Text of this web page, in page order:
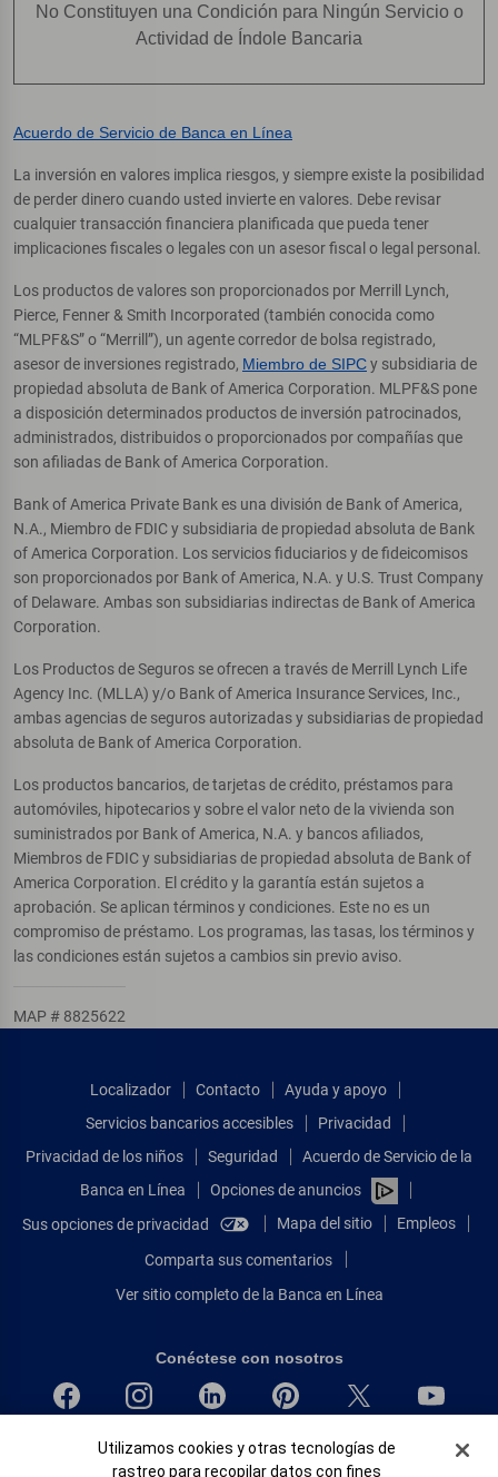
No Constituyen una Condición para Ningún Servicio o
Actividad de Índole Bancaria
Acuerdo de Servicio de Banca en Línea
La inversión en valores implica riesgos, y siempre existe la posibilidad
de perder dinero cuando usted invierte en valores. Debe revisar
cualquier transacción financiera planificada que pueda tener
implicaciones fiscales o legales con un asesor fiscal o legal personal.
Los productos de valores son proporcionados por Merrill Lynch,
Pierce, Fenner & Smith Incorporated (también conocida como
“MLPF&S” o “Merrill”), un agente corredor de bolsa registrado,
asesor de inversiones registrado, Miembro de SIPCy subsidiaria de
propiedad absoluta de Bank of America Corporation. MLPF&S pone
a disposición determinados productos de inversión patrocinados,
administrados, distribuidos o proporcionados por compañías que
son afiliadas de Bank of America Corporation.
Bank of America Private Bank es una división de Bank of America,
N.A., Miembro de FDIC y subsidiaria de propiedad absoluta de Bank
of America Corporation. Los servicios fiduciarios y de fideicomisos
son proporcionados por Bank of America, N.A. y U.S. Trust Company
of Delaware. Ambas son subsidiarias indirectas de Bank of America
Corporation.
Los Productos de Seguros se ofrecen a través de Merrill Lynch Life
Agency Inc. (MLLA) y/o Bank of America Insurance Services, Inc.,
ambas agencias de seguros autorizadas y subsidiarias de propiedad
absoluta de Bank of America Corporation.
Los productos bancarios, de tarjetas de crédito, préstamos para
automóviles, hipotecarios y sobre el valor neto de la vivienda son
suministrados por Bank of America, N.A. y bancos afiliados,
Miembros de FDIC y subsidiarias de propiedad absoluta de Bank of
America Corporation. El crédito y la garantía están sujetos a
aprobación. Se aplican términos y condiciones. Este no es un
compromiso de préstamo. Los programas, las tasas, los términos y
las condiciones están sujetos a cambios sin previo aviso.
MAP # 8825622
Localizador Contacto
Ayuda y apoyo
Servicios bancarios accesibles
Privacidad
Privacidad de los niños
Seguridad
Acuerdo de Servicio de la
Banca en Línea
Opciones de anuncios
Sus opciones de privacidad
Mapa del sitio Empleos
Comparta sus comentarios
Ver sitio completo de la Banca en Línea
Conéctese con nosotros
Bank of America, N.A. Miembro de FDIC.
Igualdad de oportunidades en préstamos para viviendas
Banner de Cookies
Utilizamos cookies y otras tecnologías de
rastreo para recopilar datos con fines